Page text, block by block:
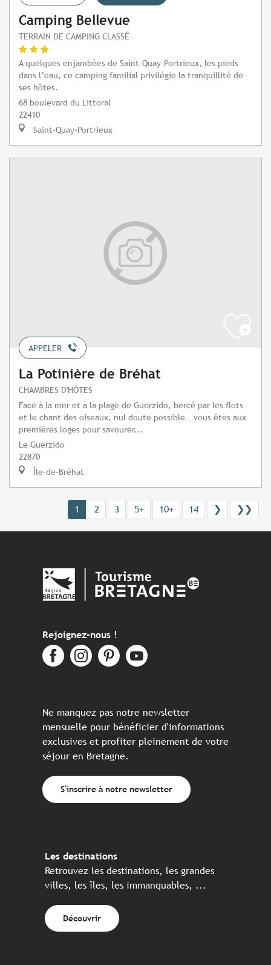
Camping Bellevue
TERRAIN DE CAMPING CLASSÉ
A quelques enjambées de Saint-Quay-Portrieux, les pieds
dans l’eau, ce camping familial privilégie la tranquillité de
ses hôtes.
68 boulevard du Littoral
22410
Saint-Quay-Portrieux
APPELER
La Potinière de Bréhat
CHAMBRES D'HÔTES
Face à la mer et à la plage de Guerzido, bercé par les flots
et le chant des oiseaux, nul doute possible… vous êtes aux
premières loges pour savourer...
Le Guerzido
22870
Île-de-Bréhat
1 2 3 5+ 10+ 14 ❯ ❯❯
Rejoignez-nous !
Ne manquez pas notre newsletter
mensuelle pour bénéficier d'informations
exclusives et profiter pleinement de votre
séjour en Bretagne.
S'inscrire à notre newsletter
Les destinations
Retrouvez les destinations, les grandes
villes, les îles, les immanquables, ...
Découvrir